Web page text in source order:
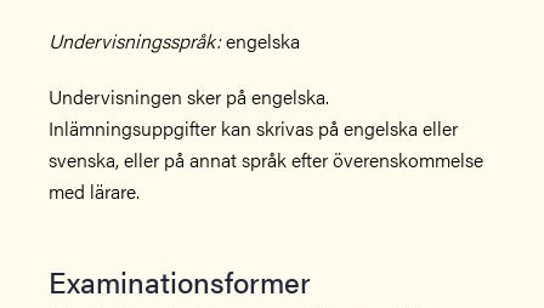
Undervisningsspråk:engelska
Undervisningen sker på engelska.
Inlämningsuppgifter kan skrivas på engelska eller
svenska, eller på annat språk efter överenskommelse
med lärare.
Examinationsformer